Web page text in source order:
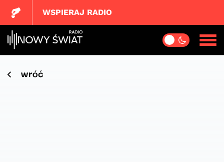
WSPIERAJ RADIO
wróć